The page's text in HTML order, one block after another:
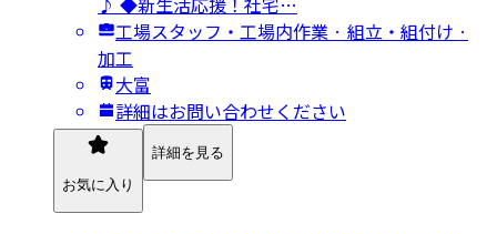
工場スタッフ・工場内作業 · 組立・組付け ·
加工
大富
詳細はお問い合わせください
お気に入り
詳細を見る